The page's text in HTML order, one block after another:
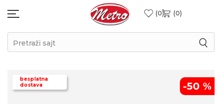
0 0
Pretraži sajt
besplatna
dostava
-50 %